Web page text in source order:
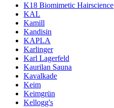
K18 Biomimetic Hairscience
KAL
Kamill
Kandisin
KAPLA
Karlinger
Karl Lagerfeld
Kaurilan Sauna
Kavalkade
Keim
Keimgrün
Kellogg's